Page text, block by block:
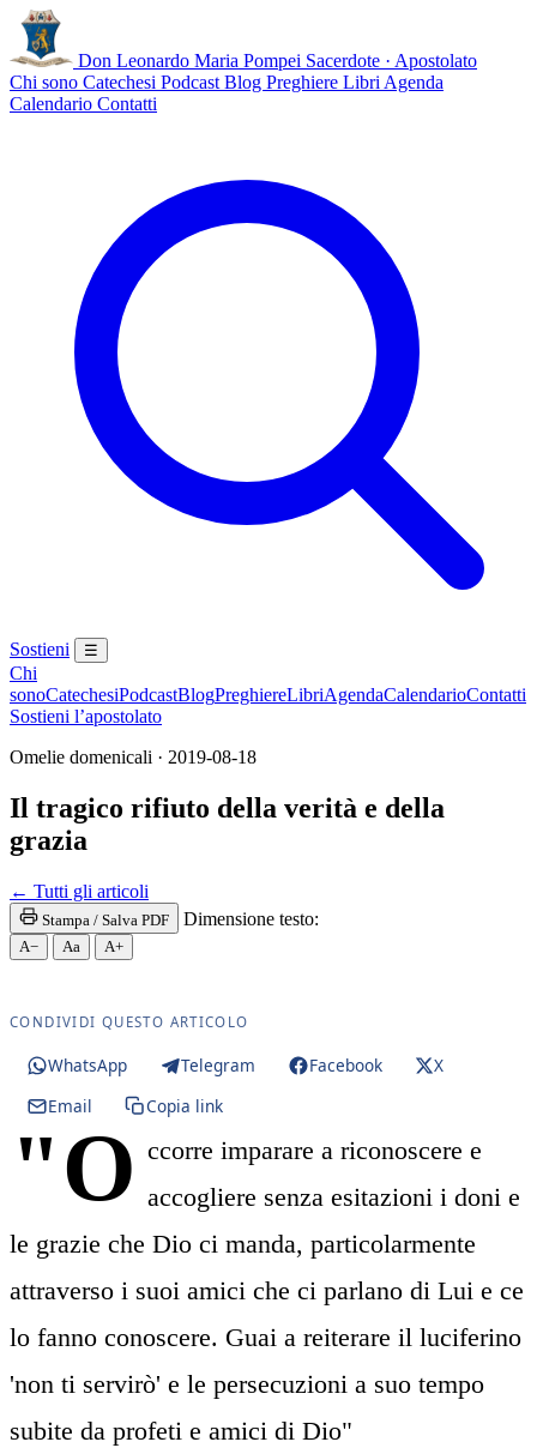
Don Leonardo Maria Pompei Sacerdote · Apostolato
Chi sono Catechesi Podcast Blog Preghiere Libri Agenda
Calendario Contatti
Sostieni ☰
Chi
sonoCatechesiPodcastBlogPreghiereLibriAgendaCalendarioContatti
Sostieni l’apostolato
Omelie domenicali · 2019-08-18
Il tragico rifiuto della verità e della
grazia
← Tutti gli articoli
Stampa / Salva PDF Dimensione testo:
A− Aa A+
CONDIVIDI QUESTO ARTICOLO
WhatsApp Telegram Facebook
X
Email
Copia link
"O ccorre imparare a riconoscere e
accogliere senza esitazioni i doni e
le grazie che Dio ci manda, particolarmente
attraverso i suoi amici che ci parlano di Lui e ce
lo fanno conoscere. Guai a reiterare il luciferino
'non ti servirò' e le persecuzioni a suo tempo
subite da profeti e amici di Dio"